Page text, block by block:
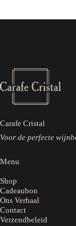
Carafe Cristal
Voor de perfecte
Menu
Shop
Cadeaubon
Ons Verhaal
Contact
Verzendbeleid